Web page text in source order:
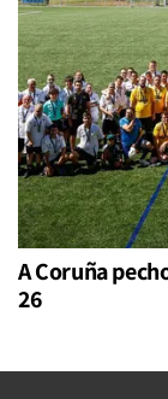
A Coruña
26